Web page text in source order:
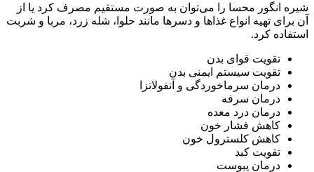
شیره انگور محسا را می‌توان به صورت مستقیم مصرف کرد یا از
آن برای تهیه انواع غذاها و دسرها مانند حلوا، شله زرد، مربا و شربت
استفاده کرد.
تقویت قوای بدن
تقویت سیستم ایمنی بدن
درمان سرماخوردگی و آنفولانزا
درمان سرفه
درمان درد معده
کاهش فشار خون
کاهش کلسترول خون
تقویت کبد
درمان یبوست